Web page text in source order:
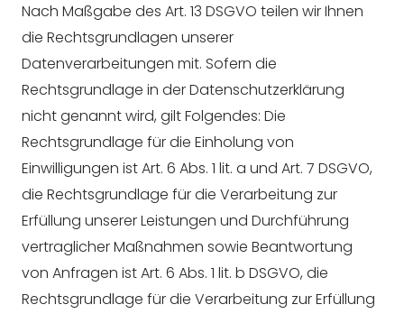
Nach Maßgabe des Art. 13 DSGVO teilen wir Ihnen
die Rechtsgrundlagen unserer
Datenverarbeitungen mit. Sofern die
Rechtsgrundlage in der Datenschutzerklärung
nicht genannt wird, gilt Folgendes: Die
Rechtsgrundlage für die Einholung von
Einwilligungen ist Art. 6 Abs. 1 lit. a und Art. 7 DSGVO,
die Rechtsgrundlage für die Verarbeitung zur
Erfüllung unserer Leistungen und Durchführung
vertraglicher Maßnahmen sowie Beantwortung
von Anfragen ist Art. 6 Abs. 1 lit. b DSGVO, die
Rechtsgrundlage für die Verarbeitung zur Erfüllung